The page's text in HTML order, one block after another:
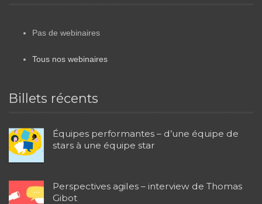
Pas de webinaires
Tous nos webinaires
Billets récents
Équipes performantes – d’une équipe de
stars à une équipe star
Perspectives agiles – interview de Thomas
Gibot